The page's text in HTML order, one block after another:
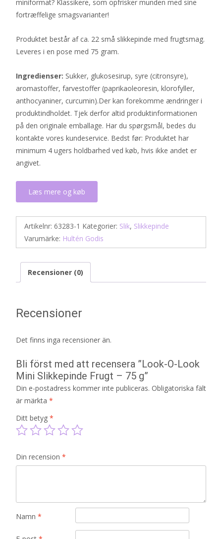
miniformat? Klassikere, som opfrisker munden med sine
fortræffelige smagsvarianter!
Produktet består af ca. 22 små slikkepinde med frugtsmag.
Leveres i en pose med 75 gram.
Ingredienser: Sukker, glukosesirup, syre (citronsyre),
aromastoffer, farvestoffer (paprikaoleoresin, klorofyller,
anthocyaniner, curcumin).Der kan forekomme ændringer i
produktindholdet. Tjek derfor altid produktinformationen
på den originale emballage. Har du spørgsmål, bedes du
kontakte vores kundeservice. Bedst før: Produktet har
minimum 4 ugers holdbarhed ved køb, hvis ikke andet er
angivet.
Læs mere og køb
Artikelnr: 63283-1 Kategorier: Slik, Slikkepinde
Varumärke: Hultén Godis
Recensioner (0)
Recensioner
Det finns inga recensioner än.
Bli först med att recensera ”Look-O-Look
Mini Slikkepinde Frugt – 75 g”
Din e-postadress kommer inte publiceras. Obligatoriska fält
är märkta *
Ditt betyg *
Din recension *
Namn *